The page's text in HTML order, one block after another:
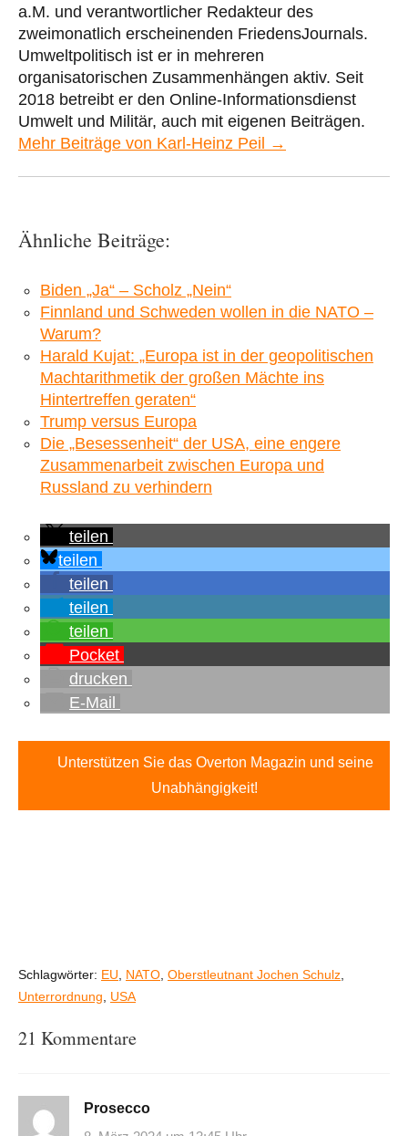
a.M. und verantwortlicher Redakteur des
zweimonatlich erscheinenden FriedensJournals.
Umweltpolitisch ist er in mehreren
organisatorischen Zusammenhängen aktiv. Seit
2018 betreibt er den Online-Informationsdienst
Umwelt und Militär, auch mit eigenen Beiträgen.
Mehr Beiträge von Karl-Heinz Peil →
Ähnliche Beiträge:
Biden „Ja“ – Scholz „Nein“
Finnland und Schweden wollen in die NATO –
Warum?
Harald Kujat: „Europa ist in der geopolitischen
Machtarithmetik der großen Mächte ins
Hintertreffen geraten“
Trump versus Europa
Die „Besessenheit“ der USA, eine engere
Zusammenarbeit zwischen Europa und
Russland zu verhindern
teilen
teilen
teilen
teilen
teilen
Pocket
drucken
E-Mail
Unterstützen Sie das Overton Magazin und seine
Unabhängigkeit!
Schlagwörter: EU NATO Oberstleutnant Jochen Schulz
Unterrordnung
USA
21 Kommentare
Prosecco